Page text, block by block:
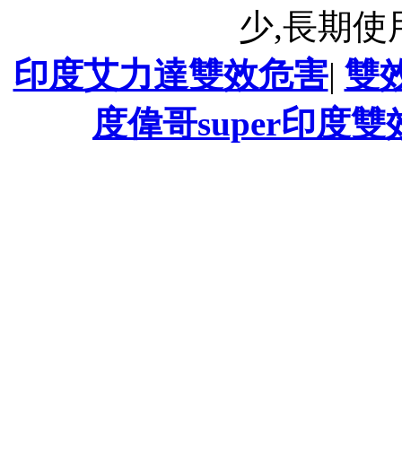
少,長期使
印度艾力達雙效危害| 雙
度偉哥super印度雙